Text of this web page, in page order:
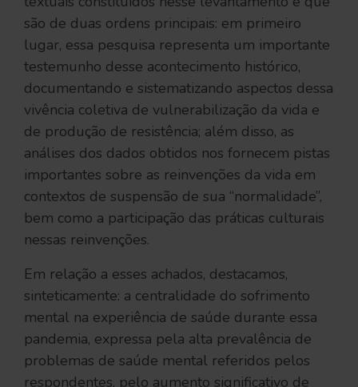
são de duas ordens principais: em primeiro
lugar, essa pesquisa representa um importante
testemunho desse acontecimento histórico,
documentando e sistematizando aspectos dessa
vivência coletiva de vulnerabilização da vida e
de produção de resistência; além disso, as
análises dos dados obtidos nos fornecem pistas
importantes sobre as reinvenções da vida em
contextos de suspensão de sua “normalidade”,
bem como a participação das práticas culturais
nessas reinvenções.
Em relação a esses achados, destacamos,
sinteticamente: a centralidade do sofrimento
mental na experiência de saúde durante essa
pandemia, expressa pela alta prevalência de
problemas de saúde mental referidos pelos
respondentes, pelo aumento significativo de